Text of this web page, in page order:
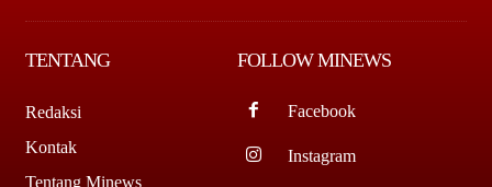
TENTANG
Redaksi
Kontak
Tentang Minews
FOLLOW MINEWS
Facebook
Instagram